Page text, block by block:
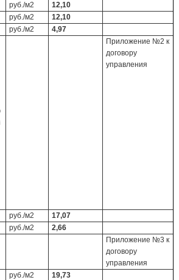
руб./м2
12,10
руб./м2
12,10
руб./м2
4,97
Приложение №2 к
договору
управления
руб./м2
17,07
руб./м2
2,66
Приложение №3 к
договору
управления
руб./м2 19,73